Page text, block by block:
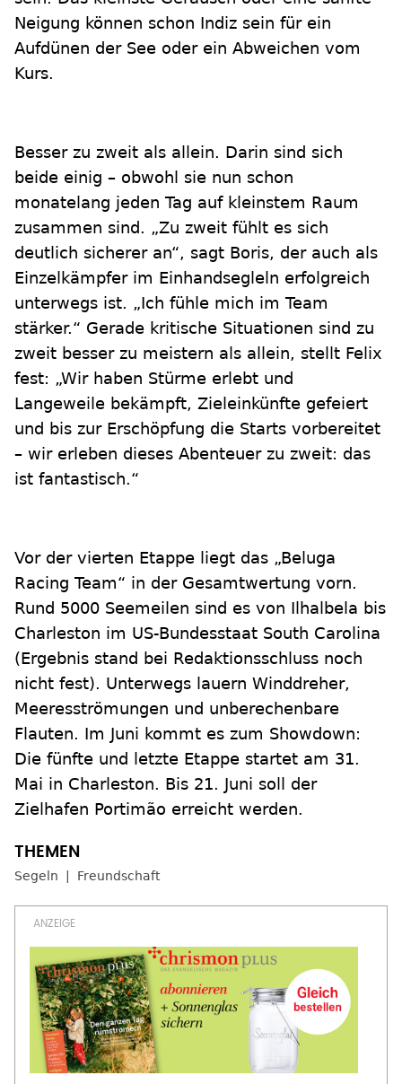
Neigung können schon Indiz sein für ein
Aufdünen der See oder ein Abweichen vom
Kurs.
Besser zu zweit als allein. Darin sind sich
beide einig – obwohl sie nun schon
monatelang jeden Tag auf kleinstem Raum
zusammen sind. „Zu zweit fühlt es sich
deutlich sicherer an“, sagt Boris, der auch als
Einzelkämpfer im Einhandsegleln erfolgreich
unterwegs ist. „Ich fühle mich im Team
stärker.“ Gerade kritische Situationen sind zu
zweit besser zu meistern als allein, stellt Felix
fest: „Wir haben Stürme erlebt und
Langeweile bekämpft, Zieleinkünfte gefeiert
und bis zur Erschöpfung die Starts vorbereitet
– wir erleben dieses Abenteuer zu zweit: das
ist fantastisch.“
Vor der vierten Etappe liegt das „Beluga
Racing Team“ in der Gesamtwertung vorn.
Rund 5000 Seemeilen sind es von Ilhalbela bis
Charleston im US-Bundesstaat South Carolina
(Ergebnis stand bei Redaktionsschluss noch
nicht fest). Unterwegs lauern Winddreher,
Meeresströmungen und unberechenbare
Flauten. Im Juni kommt es zum Showdown:
Die fünfte und letzte Etappe startet am 31.
Mai in Charleston. Bis 21. Juni soll der
Zielhafen Portimão erreicht werden.
Segeln Freundschaft